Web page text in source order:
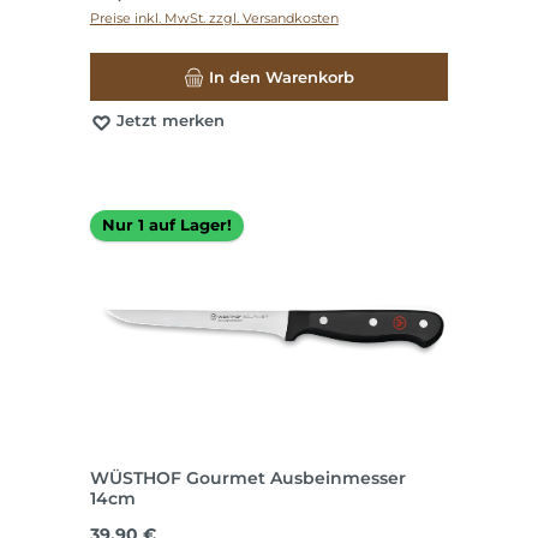
Preise inkl. MwSt. zzgl. Versandkosten
In den Warenkorb
Jetzt merken
Nur 1 auf Lager!
WÜSTHOF Gourmet Ausbeinmesser
14cm
Regulärer Preis: